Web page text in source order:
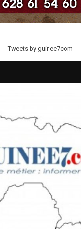
Tweets by guinee7com